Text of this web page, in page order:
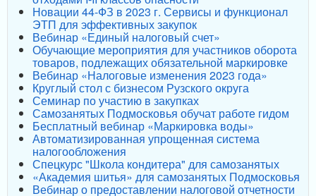
Новации 44-ФЗ в 2023 г. Сервисы и функционал
ЭТП для эффективных закупок
Вебинар «Единый налоговый счет»
Обучающие мероприятия для участников оборота
товаров, подлежащих обязательной маркировке
Вебинар «Налоговые изменения 2023 года»
Круглый стол с бизнесом Рузского округа
Семинар по участию в закупках
Самозанятых Подмосковья обучат работе гидом
Бесплатный вебинар «Маркировка воды»
Автоматизированная упрощенная система
налогообложения
Спецкурс "Школа кондитера" для самозанятых
«Академия шитья» для самозанятых Подмосковья
Вебинар о предоставлении налоговой отчетности